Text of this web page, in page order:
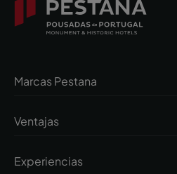
Marcas Pestana
Ventajas
Experiencias